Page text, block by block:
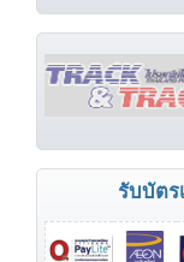
รับบัตร